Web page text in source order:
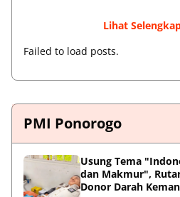
Lihat
Failed to load posts.
PMI Ponorogo
Usung Tema
dan Makmur",
Donor Darah